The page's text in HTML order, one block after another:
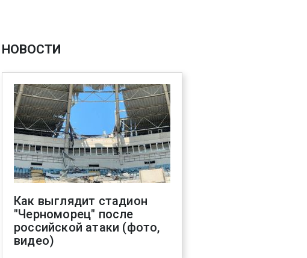
НОВОСТИ
Как выглядит стадион
"Черноморец" после
российской атаки (фото,
видео)